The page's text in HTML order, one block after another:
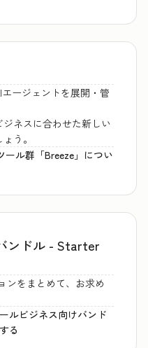
ージェントを展開・管
ネスに合わせた新しい
う。
ール群「Breeze」につい
ンドル - Starter
ンをまとめて、お求め
ルビジネス向けバンド
る